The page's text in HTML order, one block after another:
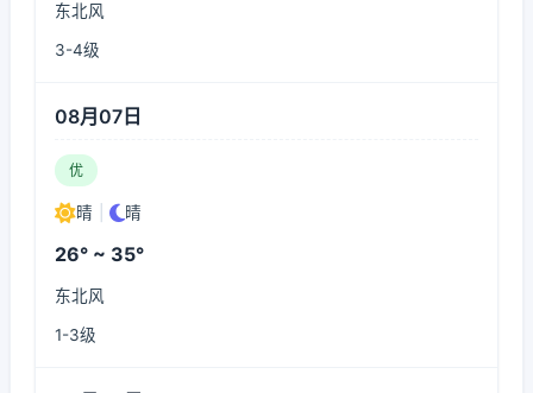
东北风
3-4级
08月07日
优
晴 晴
26° ~ 35°
东北风
1-3级